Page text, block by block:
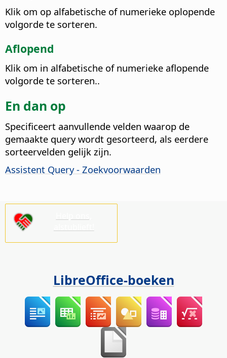
Klik om op alfabetische of numerieke oplopende
volgorde te sorteren.
Aflopend
Klik om in alfabetische of numerieke aflopende
volgorde te sorteren..
En dan op
Specificeert aanvullende velden waarop de
gemaakte query wordt gesorteerd, als eerdere
sorteervelden gelijk zijn.
Assistent Query - Zoekvoorwaarden
LibreOffice-boeken